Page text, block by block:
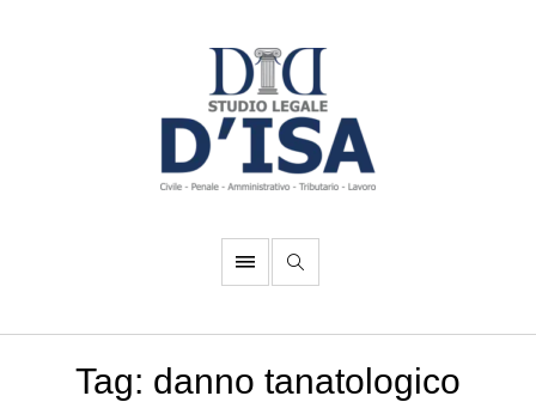
Tag: danno tanatologico